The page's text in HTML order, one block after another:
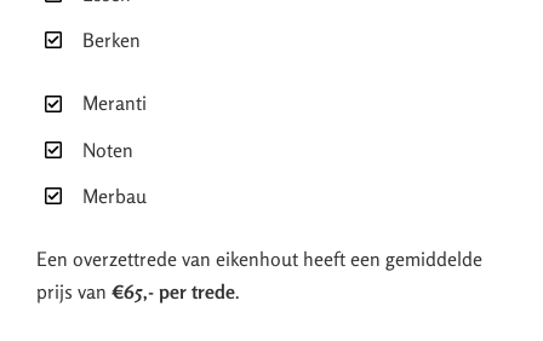
Berken
Meranti
Noten
Merbau
Een overzettrede van eikenhout heeft een gemiddelde
prijs van €65,- per trede.